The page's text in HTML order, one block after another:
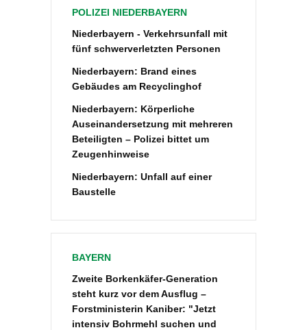
POLIZEI NIEDERBAYERN
Niederbayern - Verkehrsunfall mit
fünf schwerverletzten Personen
Niederbayern: Brand eines
Gebäudes am Recyclinghof
Niederbayern: Körperliche
Auseinandersetzung mit mehreren
Beteiligten – Polizei bittet um
Zeugenhinweise
Niederbayern: Unfall auf einer
Baustelle
BAYERN
Zweite Borkenkäfer-Generation
steht kurz vor dem Ausflug –
Forstministerin Kaniber: "Jetzt
intensiv Bohrmehl suchen und